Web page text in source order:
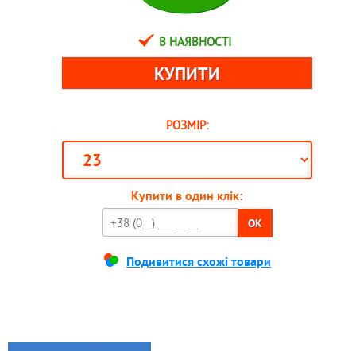
В НАЯВНОСТІ
РОЗМІР:
Купити в один клік:
OK
Подивитися схожі товари